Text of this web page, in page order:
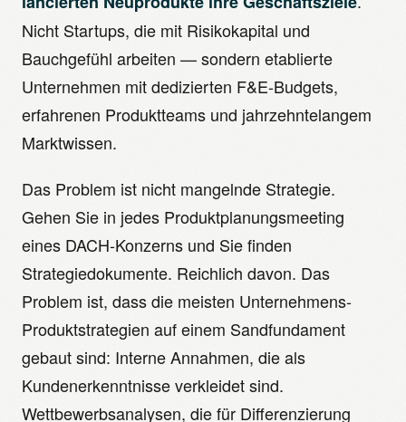
Nicht Startups, die mit Risikokapital und
Bauchgefühl arbeiten — sondern etablierte
Unternehmen mit dedizierten F&E-Budgets,
erfahrenen Produktteams und jahrzehntelangem
Marktwissen.
Das Problem ist nicht mangelnde Strategie.
Gehen Sie in jedes Produktplanungsmeeting
eines DACH-Konzerns und Sie finden
Strategiedokumente. Reichlich davon. Das
Problem ist, dass die meisten Unternehmens-
Produktstrategien auf einem Sandfundament
gebaut sind: Interne Annahmen, die als
Kundenerkenntnisse verkleidet sind.
Wettbewerbsanalysen, die für Differenzierung